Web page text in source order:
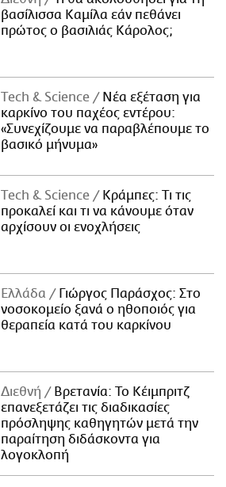
βασίλισσα Καμίλα εάν πεθάνει
πρώτος ο βασιλιάς Κάρολος;
Τech & Science
Νέα εξέταση για
καρκίνο του παχέος εντέρου:
«Συνεχίζουμε να παραβλέπουμε το
βασικό μήνυμα»
Τech & Science
Κράμπες: Τι τις
προκαλεί και τι να κάνουμε όταν
αρχίσουν οι ενοχλήσεις
Ελλάδα
Γιώργος Παράσχος: Στο
νοσοκομείο ξανά ο ηθοποιός για
θεραπεία κατά του καρκίνου
Διεθνή
Βρετανία: Το Κέιμπριτζ
επανεξετάζει τις διαδικασίες
πρόσληψης καθηγητών μετά την
παραίτηση διδάσκοντα για
λογοκλοπή